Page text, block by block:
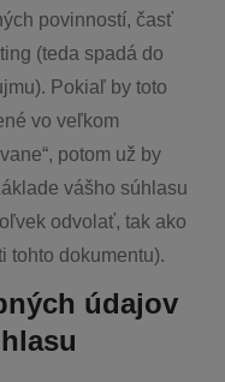
povinností, časť
(teda spadá do
Pokiaľ by toto
vo veľkom
potom už by
vášho súhlasu
odvolať, tak ako
tohto dokumentu).
údajov